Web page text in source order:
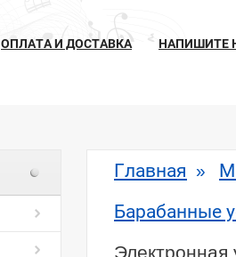
ОПЛАТА И ДОСТАВКА НАПИШИТЕ
Главная »
Барабанные
Электронная